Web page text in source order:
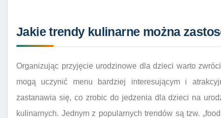
Jakie trendy kulinarne można
Organizując przyjęcie urodzinowe dla dzieci warto
mogą uczynić menu bardziej interesującym i
zastanawia się, co zrobic do jedzenia dla dzieci na
kulinarnych. Jednym z popularnych trendów są tzw.